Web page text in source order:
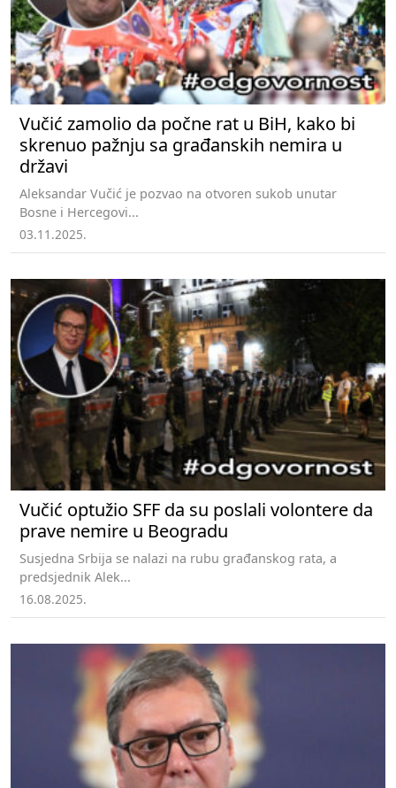
Vučić zamolio da počne rat u BiH, kako bi
skrenuo pažnju sa građanskih nemira u
državi
Aleksandar Vučić je pozvao na otvoren sukob unutar
Bosne i Hercegovi...
03.11.2025.
Vučić optužio SFF da su poslali volontere da
prave nemire u Beogradu
Susjedna Srbija se nalazi na rubu građanskog rata, a
predsjednik Alek...
16.08.2025.